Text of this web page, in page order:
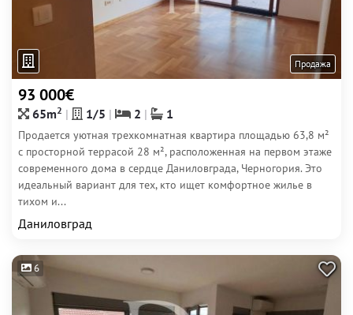
Продажа
93 000€
65m2 1/5 2 1
Продается уютная трехкомнатная квартира площадью 63,8 м²
с просторной террасой 28 м², расположенная на первом этаже
современного дома в сердце Даниловграда, Черногория. Это
идеальный вариант для тех, кто ищет комфортное жилье в
тихом и...
Даниловград
6